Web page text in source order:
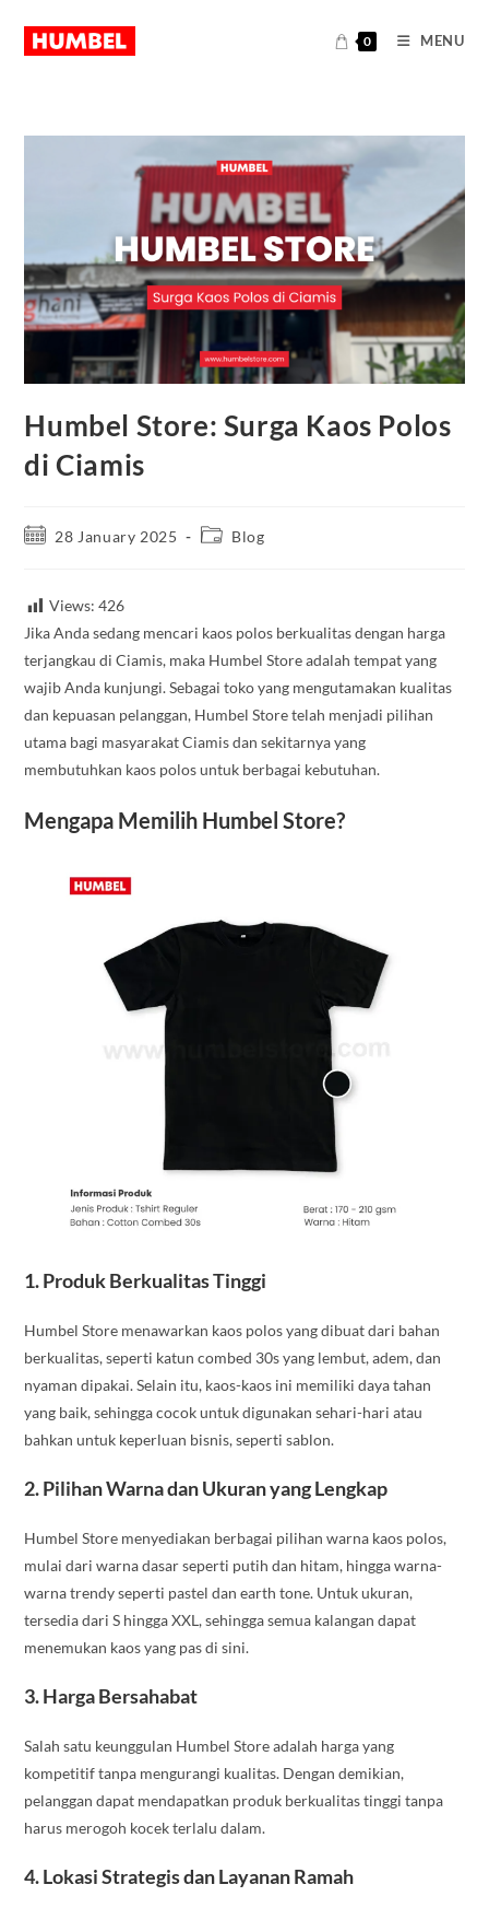
0 MENU
Humbel Store: Surga Kaos Polos
di Ciamis
28 January 2025 Blog
Views: 426
Jika Anda sedang mencari kaos polos berkualitas dengan harga
terjangkau di Ciamis, maka Humbel Store adalah tempat yang
wajib Anda kunjungi. Sebagai toko yang mengutamakan kualitas
dan kepuasan pelanggan, Humbel Store telah menjadi pilihan
utama bagi masyarakat Ciamis dan sekitarnya yang
membutuhkan kaos polos untuk berbagai kebutuhan.
Mengapa Memilih Humbel Store?
1.Produk Berkualitas Tinggi
Humbel Store menawarkan kaos polos yang dibuat dari bahan
berkualitas, seperti katun combed 30s yang lembut, adem, dan
nyaman dipakai. Selain itu, kaos-kaos ini memiliki daya tahan
yang baik, sehingga cocok untuk digunakan sehari-hari atau
bahkan untuk keperluan bisnis, seperti sablon.
2.Pilihan Warna dan Ukuran yang Lengkap
Humbel Store menyediakan berbagai pilihan warna kaos polos,
mulai dari warna dasar seperti putih dan hitam, hingga warna-
warna trendy seperti pastel dan earth tone. Untuk ukuran,
tersedia dari S hingga XXL, sehingga semua kalangan dapat
menemukan kaos yang pas di sini.
3.Harga Bersahabat
Salah satu keunggulan Humbel Store adalah harga yang
kompetitif tanpa mengurangi kualitas. Dengan demikian,
pelanggan dapat mendapatkan produk berkualitas tinggi tanpa
harus merogoh kocek terlalu dalam.
4.Lokasi Strategis dan Layanan Ramah